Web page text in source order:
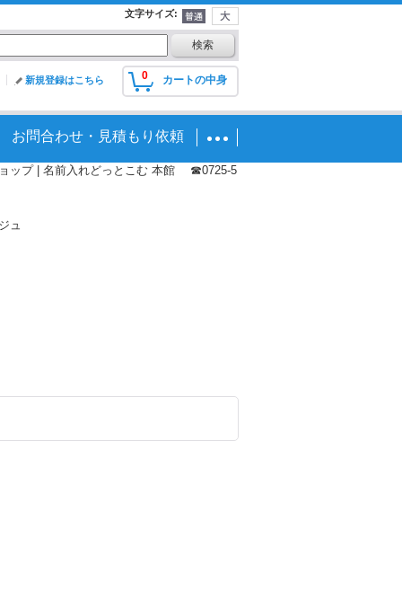
文字サイズ:
0 カートの中身
新規登録はこちら
お問合わせ・見積もり依頼
ョップ | 名前入れどっとこむ 本館 ☎0725-5
ュ